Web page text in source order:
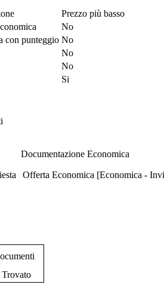
Prezzo più basso
No
con punteggio No
No
No
Si
Documentazione Economica
Offerta Economica [Economica -
Trovato